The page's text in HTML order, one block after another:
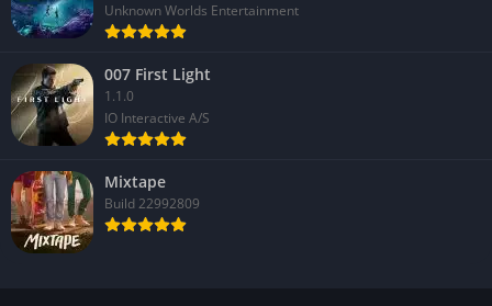
Unknown Worlds Entertainment
007 First Light
1.1.0
IO Interactive A/S
Mixtape
Build 22992809